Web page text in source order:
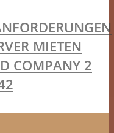
MIETEN
COMPANY 2